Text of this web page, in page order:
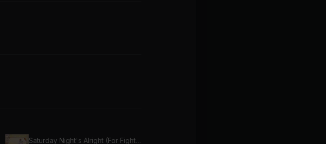
Saturday Night's Alright (For Fighting) (Remastered 2014)